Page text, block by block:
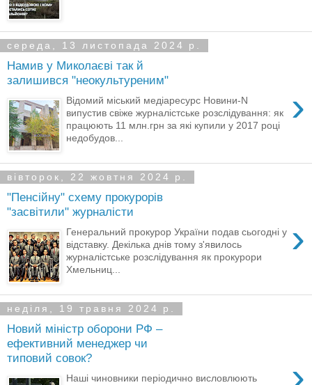
середа, 13 листопада 2024 р.
Намив у Миколаєві так й
залишився "неокультуреним"
›
Відомий міський медіаресурс Новини-N
випустив свіже журналістське розслідування: як
працюють 11 млн.грн за які купили у 2017 році
недобудов...
вівторок, 22 жовтня 2024 р.
"Пенсійну" схему прокурорів
"засвітили" журналісти
›
Генеральний прокурор України подав сьогодні у
відставку. Декілька днів тому з'явилось
журналістське розслідування як прокурори
Хмельниц...
неділя, 19 травня 2024 р.
Новий міністр оборони РФ –
ефективний менеджер чи
типовий совок?
Наші чиновники періодично висловлюють